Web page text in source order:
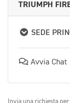
TRIUMPH
SEDE
Avvia Chat